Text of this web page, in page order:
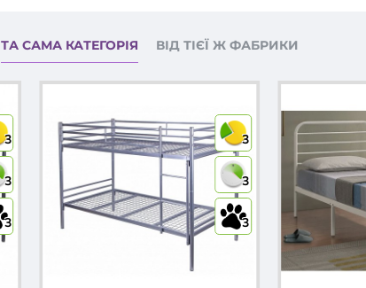
ТА САМА КАТЕГОРІЯ ВІД ТІЄЇ Ж ФАБРИКИ
3
3
3
3
3
3